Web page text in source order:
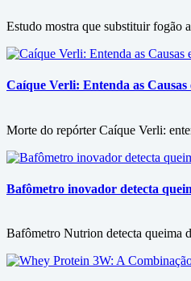
Estudo mostra que substituir fogão
Caíque Verli: Entenda as
Morte do repórter Caíque Verli:
Bafômetro inovador detecta
Bafômetro Nutrion detecta queima